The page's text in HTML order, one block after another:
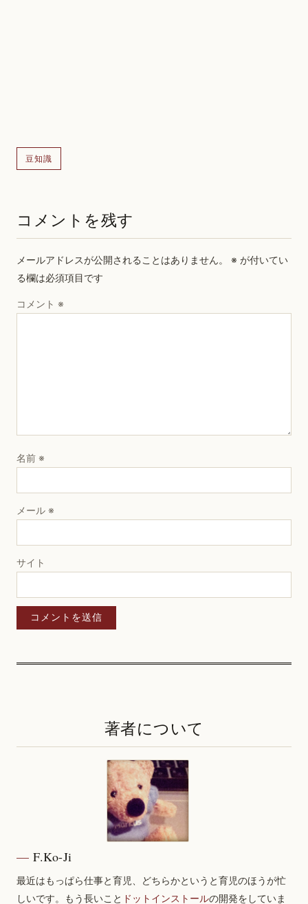
豆知識
コメントを残す
メールアドレスが公開されることはありません。 ※ が付いてい
る欄は必須項目です
コメント ※
名前 ※
メール ※
サイト
著者について
F.Ko-Ji
最近はもっぱら仕事と育児、どちらかというと育児のほうが忙
しいです。もう長いこと ドットインストールの開発をしていま